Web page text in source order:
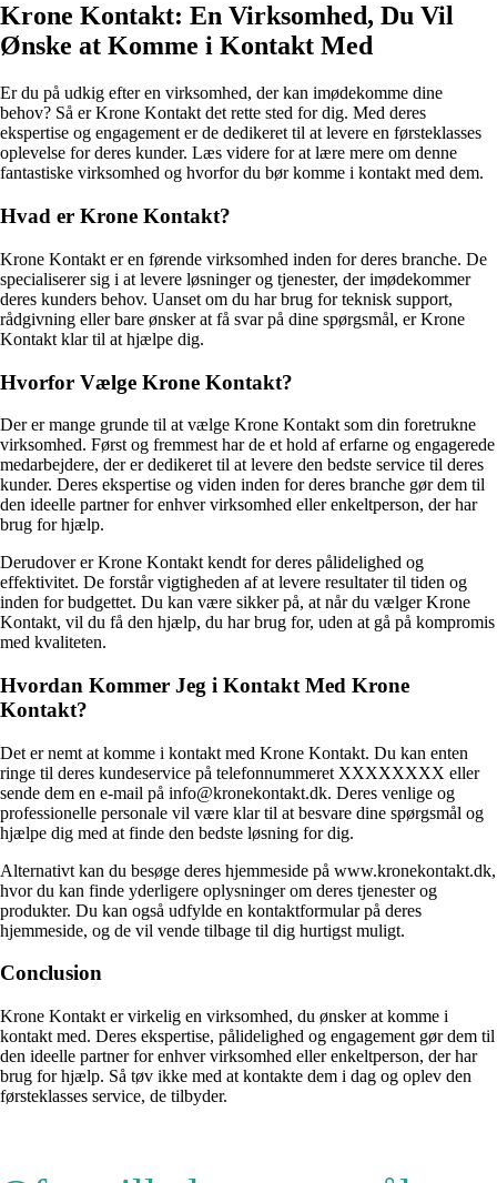
Krone Kontakt: En Virksomhed, Du Vil
Ønske at Komme i Kontakt Med
Er du på udkig efter en virksomhed, der kan imødekomme dine
behov? Så er Krone Kontakt det rette sted for dig. Med deres
ekspertise og engagement er de dedikeret til at levere en førsteklasses
oplevelse for deres kunder. Læs videre for at lære mere om denne
fantastiske virksomhed og hvorfor du bør komme i kontakt med dem.
Hvad er Krone Kontakt?
Krone Kontakt er en førende virksomhed inden for deres branche. De
specialiserer sig i at levere løsninger og tjenester, der imødekommer
deres kunders behov. Uanset om du har brug for teknisk support,
rådgivning eller bare ønsker at få svar på dine spørgsmål, er Krone
Kontakt klar til at hjælpe dig.
Hvorfor Vælge Krone Kontakt?
Der er mange grunde til at vælge Krone Kontakt som din foretrukne
virksomhed. Først og fremmest har de et hold af erfarne og engagerede
medarbejdere, der er dedikeret til at levere den bedste service til deres
kunder. Deres ekspertise og viden inden for deres branche gør dem til
den ideelle partner for enhver virksomhed eller enkeltperson, der har
brug for hjælp.
Derudover er Krone Kontakt kendt for deres pålidelighed og
effektivitet. De forstår vigtigheden af at levere resultater til tiden og
inden for budgettet. Du kan være sikker på, at når du vælger Krone
Kontakt, vil du få den hjælp, du har brug for, uden at gå på kompromis
med kvaliteten.
Hvordan Kommer Jeg i Kontakt Med Krone
Kontakt?
Det er nemt at komme i kontakt med Krone Kontakt. Du kan enten
ringe til deres kundeservice på telefonnummeret XXXXXXXX eller
sende dem en e-mail på info@kronekontakt.dk. Deres venlige og
professionelle personale vil være klar til at besvare dine spørgsmål og
hjælpe dig med at finde den bedste løsning for dig.
Alternativt kan du besøge deres hjemmeside på www.kronekontakt.dk,
hvor du kan finde yderligere oplysninger om deres tjenester og
produkter. Du kan også udfylde en kontaktformular på deres
hjemmeside, og de vil vende tilbage til dig hurtigst muligt.
Conclusion
Krone Kontakt er virkelig en virksomhed, du ønsker at komme i
kontakt med. Deres ekspertise, pålidelighed og engagement gør dem til
den ideelle partner for enhver virksomhed eller enkeltperson, der har
brug for hjælp. Så tøv ikke med at kontakte dem i dag og oplev den
førsteklasses service, de tilbyder.